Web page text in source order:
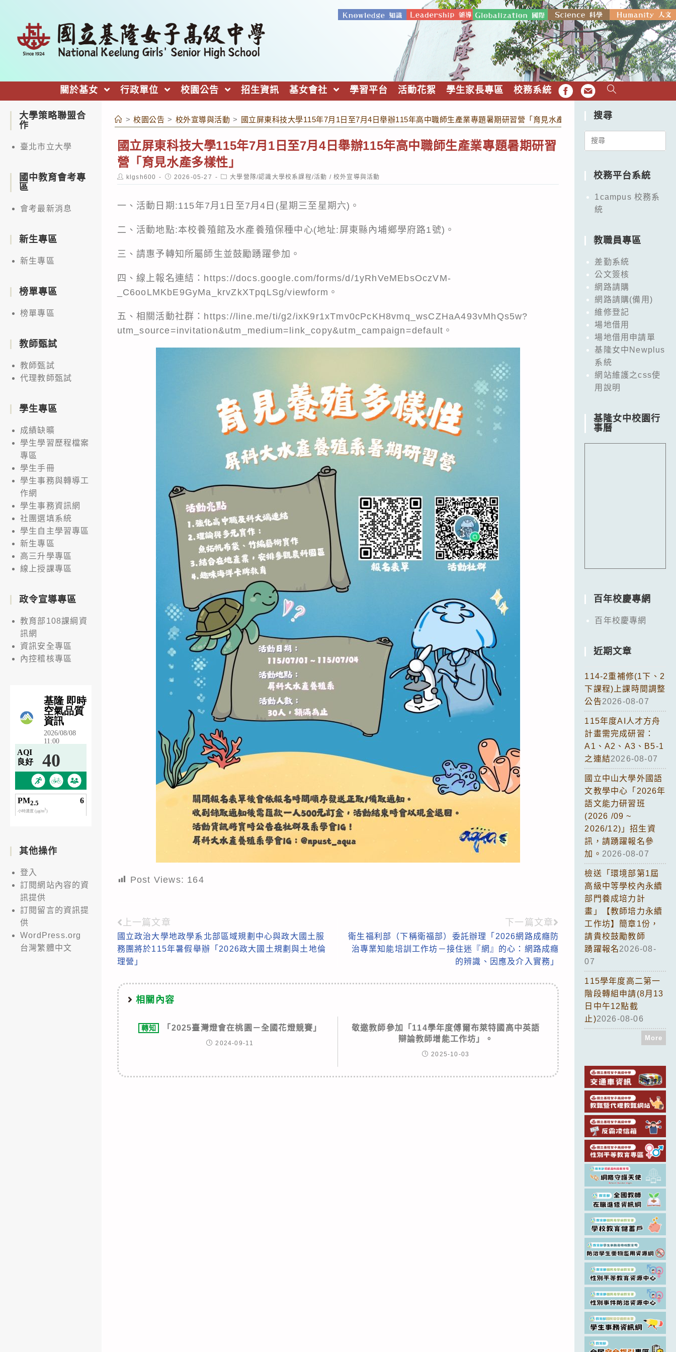
關於基女 行政單位 校園公告 招生資訊 基女會社 學習平台 活動花絮 學生家長專區 校務系統 FB EMAIL
> 校園公告 > 校外宣導與活動 > 國立屏東科技大學115年7月1日至7月4日舉辦115年高中職師生產業專題暑期研習營「育見水產多樣性」
國立屏東科技大學115年7月1日至7月4日舉辦115年高中職師生產業專題暑期研習
營「育見水產多樣性」
Post
author:
klgsh600
Post
published:
2026-05-27
Post
category:
大學營隊/認識大學校系課程/活動 / 校外宣導與活動
一、活動日期:115年7月1日至7月4日(星期三至星期六)。
二、活動地點:本校養殖館及水產養殖保種中心(地址:屏東縣內埔鄉學府路1號)。
三、請惠予轉知所屬師生並鼓勵踴躍參加。
四、線上報名連結：https://docs.google.com/forms/d/1yRhVeMEbsOczVM-
_C6ooLMKbE9GyMa_krvZkXTpqLSg/viewform。
五、相關活動社群：https://line.me/ti/g2/ixK9r1xTmv0cPcKH8vmq_wsCZHaA493vMhQs5w?
utm_source=invitation&utm_medium=link_copy&utm_campaign=default。
Post Views: 164
Read
more
articles
上一篇文章
國立政治大學地政學系北部區域規劃中心與政大國土服
務團將於115年暑假舉辦「2026政大國土規劃與土地倫
理營」
下一篇文章
衛生福利部（下稱衛福部）委託辦理「2026網路成癮防
治專業知能培訓工作坊－接住迷『網』的心：網路成癮
的辨識、因應及介入實務」
相關內容
轉知 「2025臺灣燈會在桃園－全國花燈競賽」
2024-09-11
敬邀教師參加「114學年度傅爾布萊特國高中英語
辯論教師增能工作坊」。
2025-10-03
大學策略聯盟合
作
臺北市立大學
國中教育會考專
區
會考最新消息
新生專區
新生專區
榜單專區
榜單專區
教師甄試
教師甄試
代理教師甄試
學生專區
成績缺曠
學生學習歷程檔案
專區
學生手冊
學生事務與轉導工
作網
學生事務資訊網
社團選填系統
學生自主學習專區
新生專區
高三升學專區
線上授課專區
政令宣導專區
教育部108課綱資
訊網
資訊安全專區
內控稽核專區
其他操作
登入
訂閱網站內容的資
訊提供
訂閱留言的資訊提
供
WordPress.org
台灣繁體中文
搜尋
Search
校務平台系統
1campus 校務系
統
教職員專區
差勤系統
公文簽核
網路請購
網路請購(備用)
維修登記
場地借用
場地借用申請單
基隆女中Newplus
系統
網站維護之css使
用說明
基隆女中校園行
事曆
百年校慶專網
百年校慶專網
近期文章
114-2重補修(1下、2
下課程)上課時間調整
公告2026-08-07
115年度AI人才方舟
計畫需完成研習：
A1、A2、A3、B5-1
之連結2026-08-07
國立中山大學外國語
文教學中心「2026年
語文能力研習班
(2026 /09 ~
2026/12)」招生資
訊，請踴躍報名參
加。 2026-08-07
檢送「環境部第1屆
高級中等學校內永續
部門養成培力計
畫」【教師培力永續
工作坊】簡章1份，
請貴校鼓勵教師
踴躍報名2026-08-
07
115學年度高二第一
階段轉組申請(8月13
日中午12點截
止)2026-08-06
More